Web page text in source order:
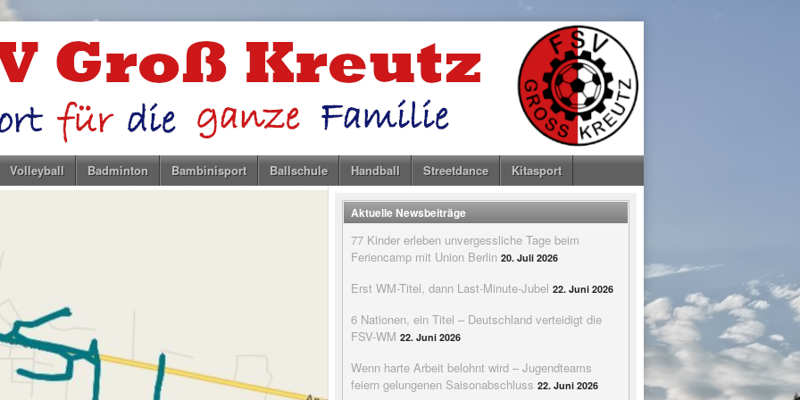
Volleyball Badminton Bambinisport Ballschule Handball Streetdance Kitasport
Aktuelle Newsbeiträge
77 Kinder erleben unvergessliche Tage beim
Feriencamp mit Union Berlin 20. Juli 2026
Erst WM-Titel, dann Last-Minute-Jubel 22. Juni 2026
6 Nationen, ein Titel – Deutschland verteidigt die
FSV-WM 22. Juni 2026
Wenn harte Arbeit belohnt wird – Jugendteams
feiern gelungenen Saisonabschluss 22. Juni 2026